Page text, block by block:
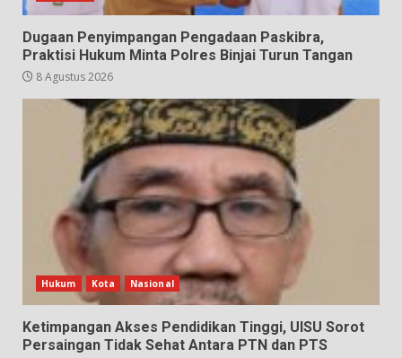
Dugaan Penyimpangan Pengadaan Paskibra,
Praktisi Hukum Minta Polres Binjai Turun Tangan
8 Agustus 2026
Hukum Kota Nasional
Ketimpangan Akses Pendidikan Tinggi, UISU Sorot
Persaingan Tidak Sehat Antara PTN dan PTS